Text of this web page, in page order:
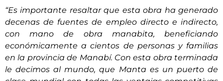
“Es importante resaltar que esta obra ha generado
decenas de fuentes de empleo directo e indirecto,
con mano de obra manabita, beneficiando
económicamente a cientos de personas y familias
en la provincia de Manabí. Con esta obra terminada
le decimos al mundo, que Manta es un puerto de